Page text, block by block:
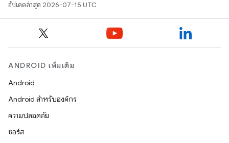
อัปเดตล่าสุด 2026-07-15 UTC
ANDROID เพิ่มเติม
Android
Android สำหรับองค์กร
ความปลอดภัย
ซอร์ส